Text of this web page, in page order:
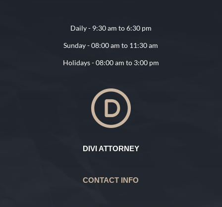
Daily - 9:30 am to 6:30 pm
Sunday - 08:00 am to 11:30 am
Holidays - 08:00 am to 3:00 pm
DIVI ATTORNEY
CONTACT INFO